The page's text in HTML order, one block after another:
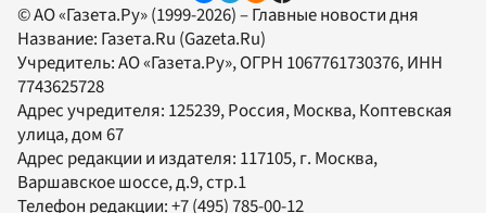
© АО «Газета.Ру» (1999-2026) – Главные новости дня
Название: Газета.Ru (Gazeta.Ru)
Учредитель:АО «Газета.Ру», ОГРН 1067761730376, ИНН
7743625728
Адрес учредителя: 125239, Россия, Москва, Коптевская
улица, дом 67
Адрес редакции и издателя: 117105, г. Москва,
Варшавское шоссе, д.9, стр.1
Телефон редакции:+7 (495) 785-00-12